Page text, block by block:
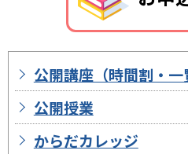
公開講座（時間割・一
公開授業
からだカレッジ